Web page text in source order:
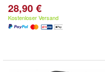
28,90 €
Kostenloser Versand